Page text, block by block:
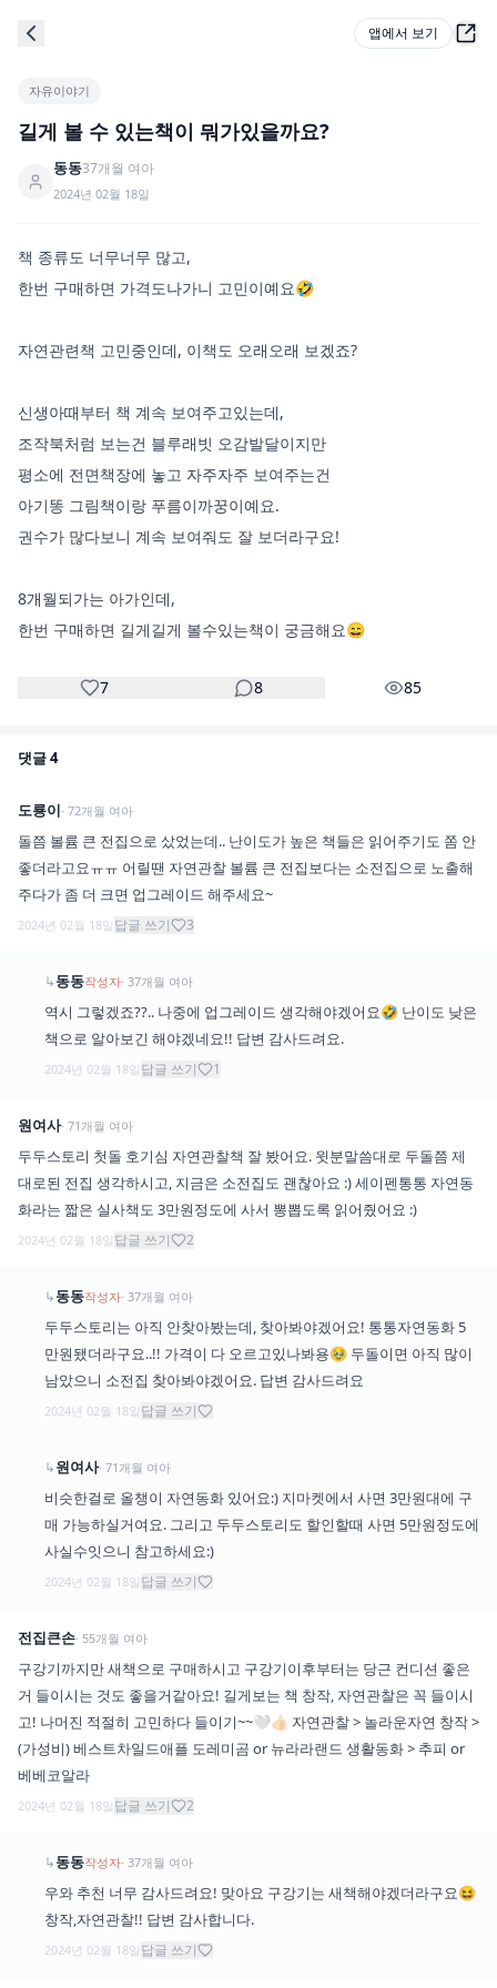
앱에서 보기
자유이야기
길게 볼 수 있는책이 뭐가있을까요?
동동37개월 여아
2024년 02월 18일
책 종류도 너무너무 많고,
한번 구매하면 가격도나가니 고민이예요🤣
자연관련책 고민중인데, 이책도 오래오래 보겠죠?
신생아때부터 책 계속 보여주고있는데,
조작북처럼 보는건 블루래빗 오감발달이지만
평소에 전면책장에 놓고 자주자주 보여주는건
아기똥 그림책이랑 푸름이까꿍이예요.
권수가 많다보니 계속 보여줘도 잘 보더라구요!
8개월되가는 아가인데,
한번 구매하면 길게길게 볼수있는책이 궁금해요😄
7 8 85
댓글4
도룡이· 72개월 여아
돌쯤 볼륨 큰 전집으로 샀었는데.. 난이도가 높은 책들은 읽어주기도 쫌 안
좋더라고요ㅠㅠ 어릴땐 자연관찰 볼륨 큰 전집보다는 소전집으로 노출해
주다가 좀 더 크면 업그레이드 해주세요~
2024년 02월 18일 답글 쓰기 3
↳동동작성자· 37개월 여아
역시 그렇겠죠??.. 나중에 업그레이드 생각해야겠어요🤣 난이도 낮은
책으로 알아보긴 해야겠네요!! 답변 감사드려요.
2024년 02월 18일 답글 쓰기 1
원여사· 71 개월 여아
두두스토리 첫돌 호기심 자연관찰책 잘 봤어요. 윗분말씀대로 두돌쯤 제
대로된 전집 생각하시고, 지금은 소전집도 괜찮아요 :) 세이펜통통 자연동
화라는 짧은 실사책도 3만원정도에 사서 뽕뽑도록 읽어줬어요 :)
2024년 02월 18일 답글 쓰기 2
↳동동작성자· 37개월 여아
두두스토리는 아직 안찾아봤는데, 찾아봐야겠어요! 통통자연동화 5
만원됐더라구요..!! 가격이 다 오르고있나봐용🥹 두돌이면 아직 많이
남았으니 소전집 찾아봐야겠어요. 답변 감사드려요
2024년 02월 18일 답글 쓰기
↳원여사· 71 개월 여아
비슷한걸로 올챙이 자연동화 있어요:) 지마켓에서 사면 3만원대에 구
매 가능하실거여요. 그리고 두두스토리도 할인할때 사면 5만원정도에
사실수잇으니 참고하세요:)
2024년 02월 18일 답글 쓰기
전집큰손· 55개월 여아
구강기까지만 새책으로 구매하시고 구강기이후부터는 당근 컨디션 좋은
거 들이시는 것도 좋을거같아요! 길게보는 책 창작, 자연관찰은 꼭 들이시
고! 나머진 적절히 고민하다 들이기~~🤍👍🏻 자연관찰 > 놀라운자연 창작 >
(가성비) 베스트차일드애플 도레미곰 or 뉴라라랜드 생활동화 > 추피 or
베베코알라
2024년 02월 18일 답글 쓰기 2
↳동동작성자· 37개월 여아
우와 추천 너무 감사드려요! 맞아요 구강기는 새책해야겠더라구요😆
창작,자연관찰!! 답변 감사합니다.
2024년 02월 18일 답글 쓰기